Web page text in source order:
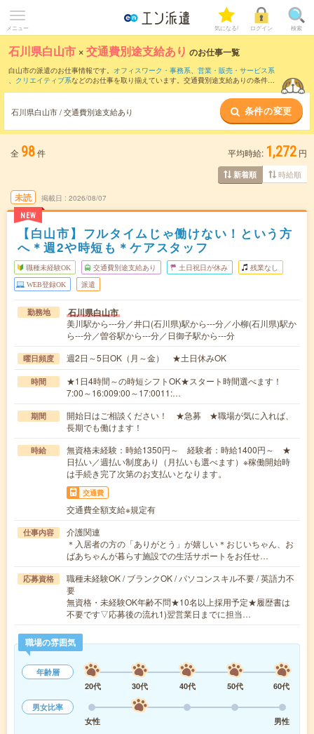
メニュー 気になる! ログイン 検索
石川県白山市 ×交通費別途支給あり のお仕事一覧
白山市の派遣のお仕事情報です。 オフィスワーク・事務系、 営業・販売・サービス系
、 クリエイティブ系などのお仕事を取り揃えています。交通費別途支給ありの条件の
石川県白山市 / 交通費別途支給あり 条件の変更
全 98件 平均時給: 1,272 円
新着順 時給順
未読
NEW
掲載日 2026/08/07
【白山市】フルタイムじゃ働けない！という方
へ＊週2や時短も＊ケアスタッフ
職種未経験OK 交通費別途支給あり 土日祝日が休み 残業なし
WEB登録OK 派遣
勤務地 石川県白山市
美川駅から---分／井口(石川県)駅から---分／小柳(石川県)駅か
ら---分／曽谷駅から---分／日御子駅から---分
曜日頻度 週2日～5日OK（月～金） ★土日休みOK
時間
★1日4時間～の時短シフトOK★スタート時間選べます！
7:00～16:009:00～17:0011:…
期間
開始日はご相談ください！ ★急募 ★職場が気に入れば、
長期でも働けます！
時給
無資格未経験：時給1350円～ 経験者：時給1400円～ ★
日払い／週払い制度あり（月払いも選べます）※稼働開始時
は手続き完了次第のお支払いとなります。
交通費
交通費全額支給※規定有
仕事内容
介護関連
＊入居者の方の「ありがとう」が嬉しい＊おじいちゃん、お
ばあちゃんが暮らす施設での生活サポートをお任せ…
応募資格
職種未経験OK / ブランクOK / パソコンスキル不要 / 英語力不
要
無資格・未経験OK年齢不問★10名以上採用予定★履歴書は
不要です▽応募後の流れ1)翌営業日までに担当…
職場の雰囲気
年齢層
20代
30代 40代 50代
60代
男女比率
女性
男性